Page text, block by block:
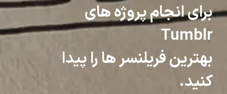
برای انجام پروژه های
Tumblr
بهترین فریلنسر ها را پیدا
کنید.